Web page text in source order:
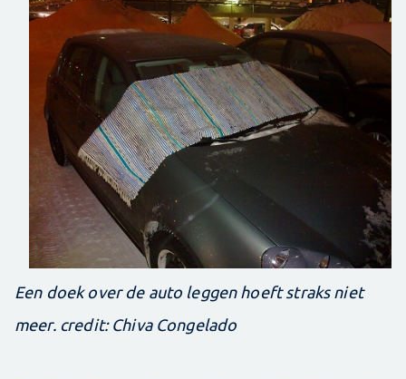
Een doek over de auto leggen hoeft straks niet
meer. credit: Chiva Congelado